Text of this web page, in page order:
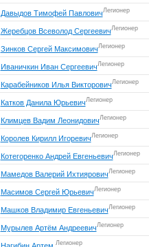
Давыдов Тимофей ПавловичЛегионер
Жеребцов Всеволод СергеевичЛегионер
Зинков Сергей МаксимовичЛегионер
Иваничкин Иван СергеевичЛегионер
Карабейников Илья ВикторовичЛегионер
Катков Данила ЮрьевичЛегионер
Климцев Вадим ЛеонидовичЛегионер
Королев Кирилл ИгоревичЛегионер
Котегоренко Андрей ЕвгеньевичЛегионер
Мамедов Валерий ИхтияровичЛегионер
Масимов Сергей ЮрьевичЛегионер
Машков Владимир ЕвгеньевичЛегионер
Мурылев Артём АндреевичЛегионер
Легионер